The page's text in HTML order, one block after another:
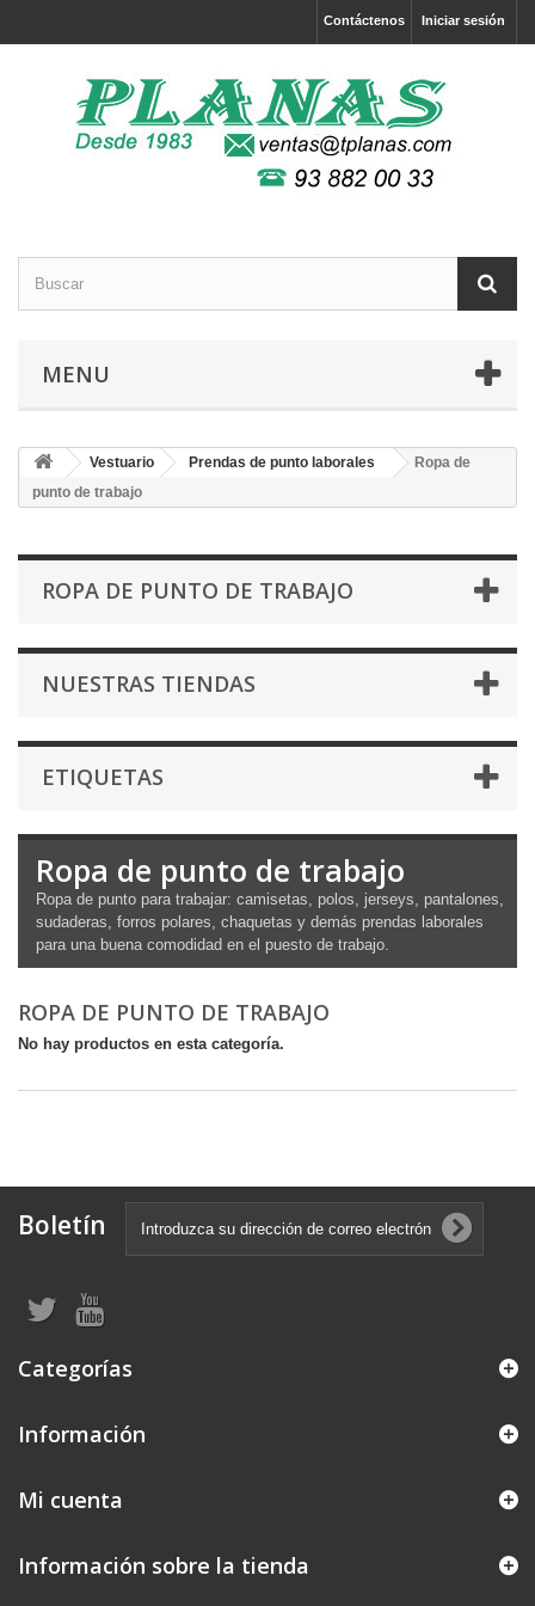
Iniciar sesión
Contáctenos
MENU
Vestuario Prendas de punto laborales
Ropa de
punto de trabajo
ROPA DE PUNTO DE TRABAJO
NUESTRAS TIENDAS
ETIQUETAS
Ropa de punto de trabajo
Ropa de punto para trabajar: camisetas, polos, jerseys, pantalones,
sudaderas, forros polares, chaquetas y demás prendas laborales
para una buena comodidad en el puesto de trabajo.
ROPA DE PUNTO DE TRABAJO
No hay productos en esta categoría.
Boletín
Categorías
Información
Mi cuenta
Información sobre la tienda